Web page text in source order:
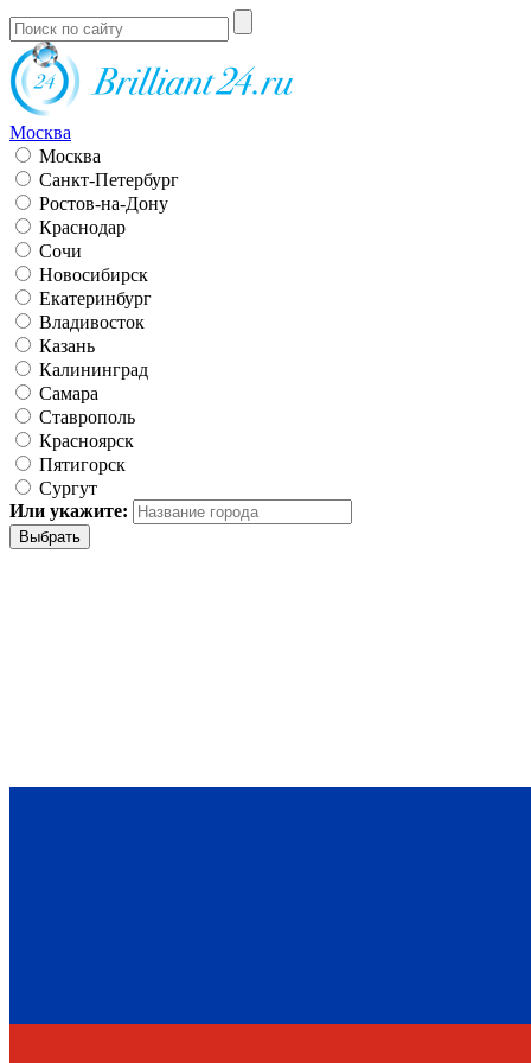
Москва
Москва
Санкт-Петербург
Ростов-на-Дону
Краснодар
Сочи
Новосибирск
Екатеринбург
Владивосток
Казань
Калининград
Самара
Ставрополь
Красноярск
Пятигорск
Сургут
Или укажите: